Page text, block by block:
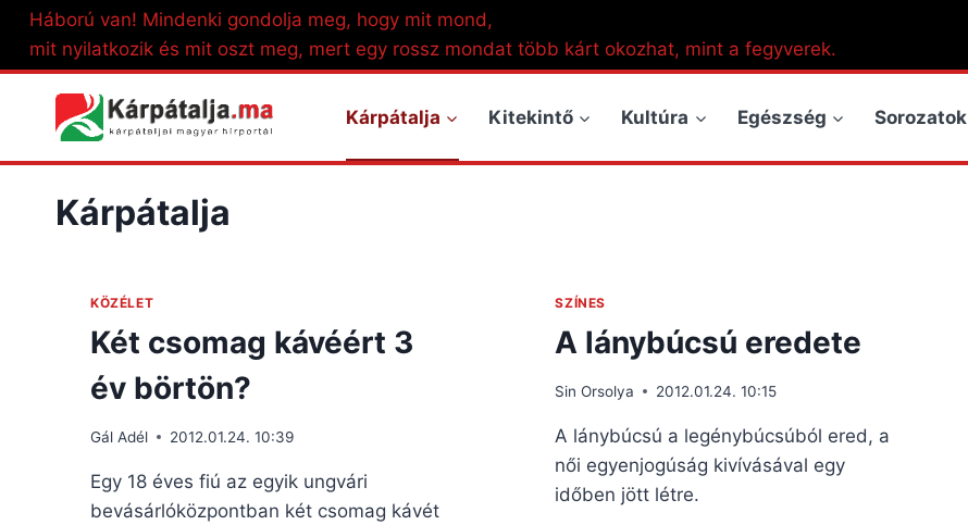
Skip
content
Háború van! Mindenki gondolja meg, hogy mit mond,
mit nyilatkozik és mit oszt meg, mert egy rossz mondat több kárt okozhat, mint a fegyverek.
Kárpátalja Kitekintő Kultúra Egészség Sorozatok
Kárpátalja
KÖZÉLET
Két csomag kávéért 3
év börtön?
Gál Adél 2012.01.24. 10:39
Egy 18 éves fiú az egyik ungvári
bevásárlóközpontban két csomag kávét
SZÍNES
A lánybúcsú eredete
Sin Orsolya 2012.01.24. 10:15
A lánybúcsú a legénybúcsúból ered, a
női egyenjogúság kivívásával egy
időben jött létre.